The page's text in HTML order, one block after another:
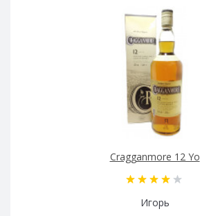
Cragganmore 12 Yo
Игорь